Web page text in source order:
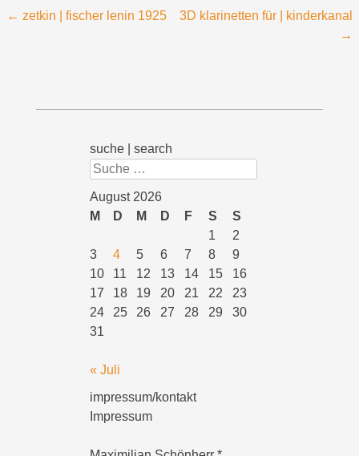
Beitragsnavigation
← zetkin | fischer lenin 1925
3D klarinetten für | kinderkanal
→
suche | search
Suchen
August 2026
M
D M D F S
S
1
2
3
4 5 6 7 8
9
10
11 12 13 14 15
16
17
18 19 20 21 22
23
24
25 26 27 28 29
30
31
« Juli
impressum/kontakt
Impressum